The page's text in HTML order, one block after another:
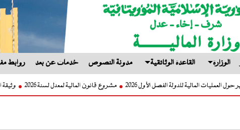
الوزارة القاعدة الوثائقية مدونة النصوص خدمات عن بعد روابط
تقرير حول العمليات المالية للدولة الفصل الأول 2026 مشروع قانون المالية لمعدل لسنة 2026